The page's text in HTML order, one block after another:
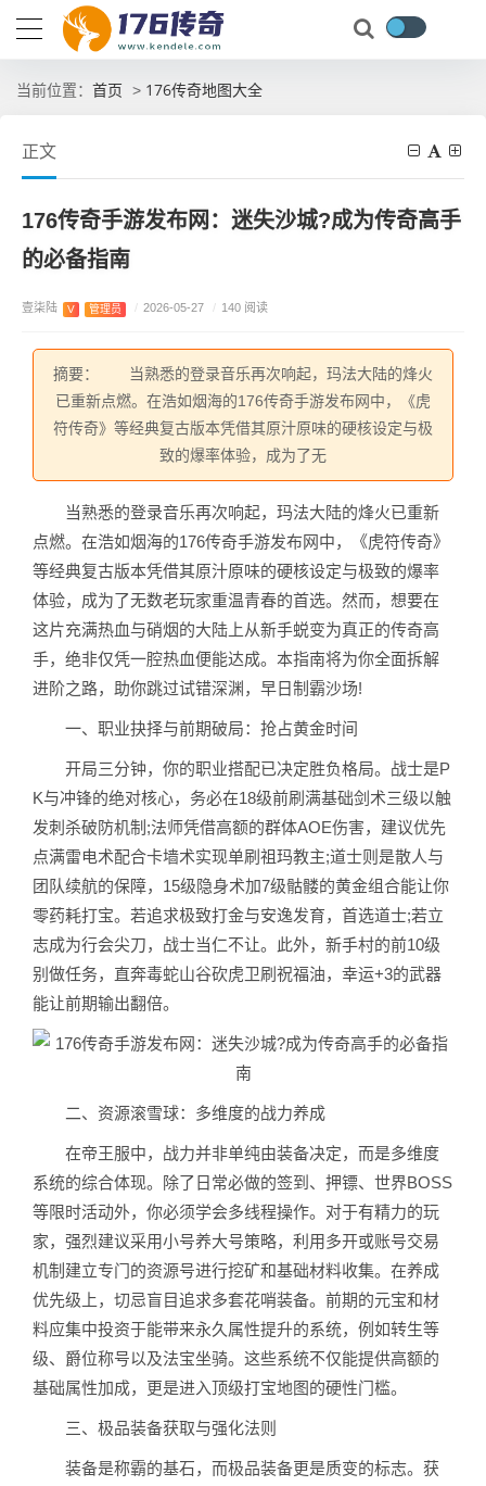
当前位置： 首页 > 176传奇地图大全
正文
176传奇手游发布网：迷失沙城?成为传奇高手
的必备指南
壹柒陆 V 管理员 / 2026-05-27 / 140 阅读
摘要： 当熟悉的登录音乐再次响起，玛法大陆的烽火
已重新点燃。在浩如烟海的176传奇手游发布网中，《虎
符传奇》等经典复古版本凭借其原汁原味的硬核设定与极
致的爆率体验，成为了无
当熟悉的登录音乐再次响起，玛法大陆的烽火已重新
点燃。在浩如烟海的176传奇手游发布网中，《虎符传奇》
等经典复古版本凭借其原汁原味的硬核设定与极致的爆率
体验，成为了无数老玩家重温青春的首选。然而，想要在
这片充满热血与硝烟的大陆上从新手蜕变为真正的传奇高
手，绝非仅凭一腔热血便能达成。本指南将为你全面拆解
进阶之路，助你跳过试错深渊，早日制霸沙场!
一、职业抉择与前期破局：抢占黄金时间
开局三分钟，你的职业搭配已决定胜负格局。战士是P
K与冲锋的绝对核心，务必在18级前刷满基础剑术三级以触
发刺杀破防机制;法师凭借高额的群体AOE伤害，建议优先
点满雷电术配合卡墙术实现单刷祖玛教主;道士则是散人与
团队续航的保障，15级隐身术加7级骷髅的黄金组合能让你
零药耗打宝。若追求极致打金与安逸发育，首选道士;若立
志成为行会尖刀，战士当仁不让。此外，新手村的前10级
别做任务，直奔毒蛇山谷砍虎卫刷祝福油，幸运+3的武器
能让前期输出翻倍。
二、资源滚雪球：多维度的战力养成
在帝王服中，战力并非单纯由装备决定，而是多维度
系统的综合体现。除了日常必做的签到、押镖、世界BOSS
等限时活动外，你必须学会多线程操作。对于有精力的玩
家，强烈建议采用小号养大号策略，利用多开或账号交易
机制建立专门的资源号进行挖矿和基础材料收集。在养成
优先级上，切忌盲目追求多套花哨装备。前期的元宝和材
料应集中投资于能带来永久属性提升的系统，例如转生等
级、爵位称号以及法宝坐骑。这些系统不仅能提供高额的
基础属性加成，更是进入顶级打宝地图的硬性门槛。
三、极品装备获取与强化法则
装备是称霸的基石，而极品装备更是质变的标志。获